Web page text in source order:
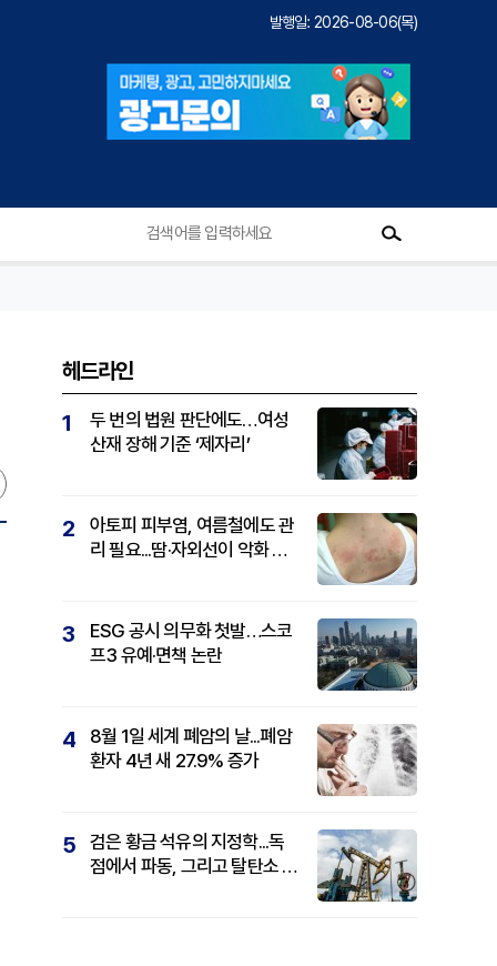
발행일: 2026-08-06(목)
헤드라인
1
두 번의 법원 판단에도…여성
산재 장해 기준 ‘제자리’
2
아토피 피부염, 여름철에도 관
리 필요...땀·자외선이 악화 요
3
ESG 공시 의무화 첫발…스코
프3 유예·면책 논란
4
8월 1일 세계 폐암의 날...폐암
환자 4년 새 27.9% 증가
5
검은 황금 석유의 지정학...독
점에서 파동, 그리고 탈탄소 패